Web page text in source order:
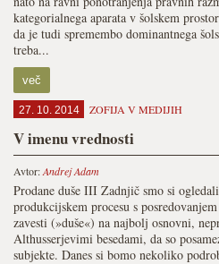
kategorialnega aparata v šolskem
da je tudi spremembo dominantnega
treba...
več
27. 10. 2014 ZOFIJA V MEDIJIH
V imenu vrednosti
Avtor:Andrej Adam
Prodane duše III Zadnjič smo si
produkcijskem procesu s
zavesti (»duše«) na najbolj osnovni,
Althusserjevimi besedami, da so
subjekte. Danes si bomo nekoliko